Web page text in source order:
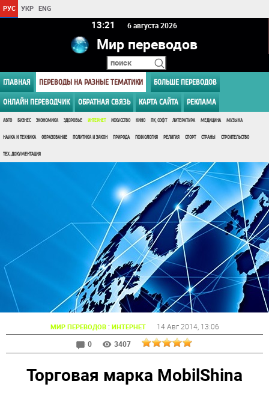
РУС УКР ENG
13 21 6 августа 2026
Мир переводов
ГЛАВНАЯ ПЕРЕВОДЫ НА РАЗНЫЕ ТЕМАТИКИ БОЛЬШЕ ПЕРЕВОДОВ
ОНЛАЙН ПЕРЕВОДЧИК ОБРАТНАЯ СВЯЗЬ КАРТА САЙТА РЕКЛАМА
АВТО БИЗНЕС ЭКОНОМИКА ЗДОРОВЬЕ ИНТЕРНЕТ ИСКУССТВО КИНО ПК, СОФТ ЛИТЕРАТУРА МЕДИЦИНА МУЗЫКА
НАУКА И ТЕХНИКА ОБРАЗОВАНИЕ ПОЛИТИКА И ЗАКОН ПРИРОДА ПСИХОЛОГИЯ РЕЛИГИЯ СПОРТ СТРАНЫ СТРОИТЕЛЬСТВО
ТЕХ. ДОКУМЕНТАЦИЯ
МИР ПЕРЕВОДОВ: ИНТЕРНЕТ 14 Авг 2014, 13:06
0
3407
Торговая марка MobilShina